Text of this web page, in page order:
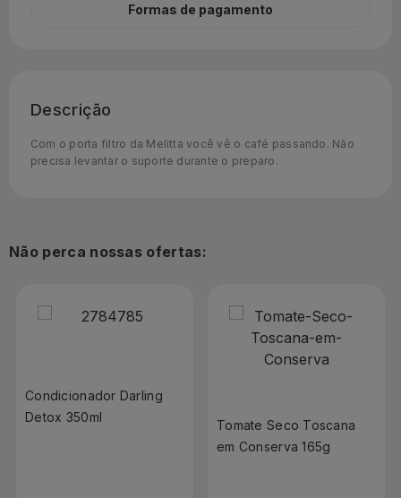
Formas de pagamento
Descrição
Com o porta filtro da Melitta você vê o café passando. Não
precisa levantar o suporte durante o preparo.
Não perca nossas ofertas:
Condicionador Darling
Detox 350ml
Tomate Seco Toscana
em Conserva 165g